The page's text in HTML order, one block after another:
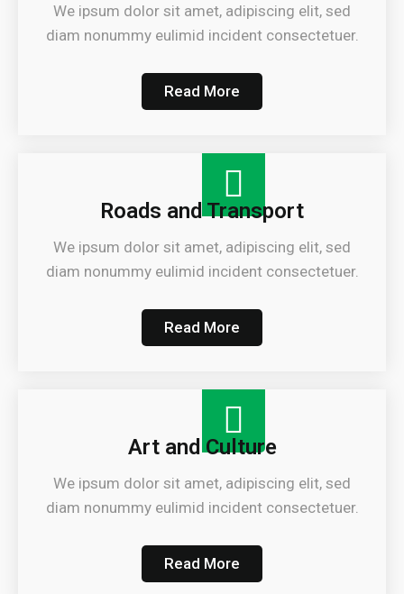
We ipsum dolor sit amet, adipiscing elit, sed
diam nonummy eulimid incident consectetuer.
Read More
Roads and Transport
We ipsum dolor sit amet, adipiscing elit, sed
diam nonummy eulimid incident consectetuer.
Read More
Art and Culture
We ipsum dolor sit amet, adipiscing elit, sed
diam nonummy eulimid incident consectetuer.
Read More